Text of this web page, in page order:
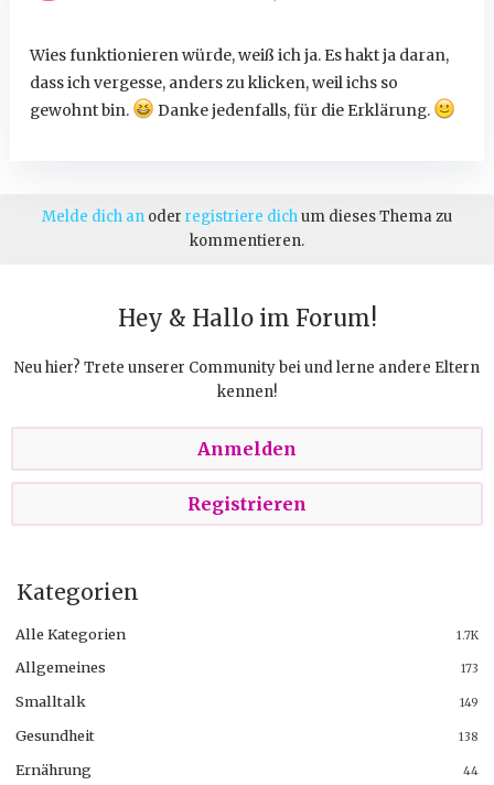
Hey & Hallo im Forum!
Neu hier? Trete unserer Community bei und lerne andere Eltern
kennen!
Anmelden
Registrieren
Kategorien
1.7K
Alle Kategorien
173
Allgemeines
149
Smalltalk
138
Gesundheit
44
Ernährung
Wies funktionieren würde, weiß ich ja. Es hakt ja daran,
dass ich vergesse, anders zu klicken, weil ichs so
gewohnt bin.
Danke jedenfalls, für die Erklärung.
Melde dich an oder registriere dichum dieses Thema zu
kommentieren.